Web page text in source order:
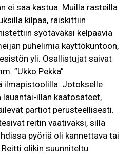
ei saa kastua. Muilla rasteilla
kilpaa, räiskittiin
syötäväksi kelpaavia
puhelimia käyttökuntoon,
yli. Osallistujat saivat
”Ukko Pekka”
ilmapistoolilla. Jotokselle
illan kaatosateet,
partiot perusteellisesti.
reitin vaativaksi, sillä
pyöriä oli kannettava tai
olikin suunniteltu